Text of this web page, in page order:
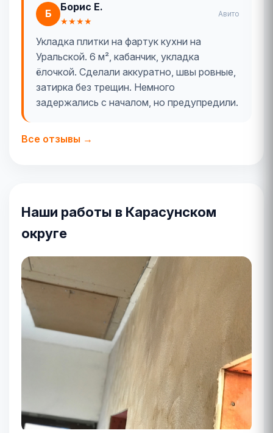
Б
Борис Е.
★★★★
Авито
Укладка плитки на фартук кухни на
Уральской. 6 м², кабанчик, укладка
ёлочкой. Сделали аккуратно, швы ровные,
затирка без трещин. Немного
задержались с началом, но предупредили.
Все отзывы →
Наши работы в Карасунском
округе